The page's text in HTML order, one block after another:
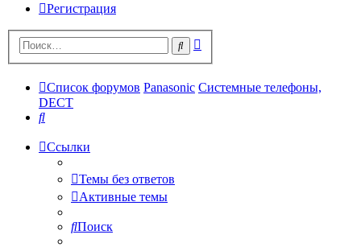
Регистрация
Поиск
Список форумов Panasonic Системные телефоны,
DECT
Поиск
Ссылки
Темы без ответов
Активные темы
Поиск